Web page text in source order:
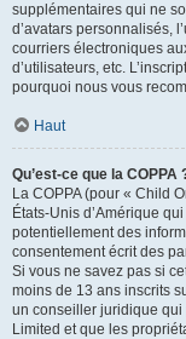
supplémentaires qui ne
d’avatars personnalisés,
courriers électroniques
d’utilisateurs, etc.
pourquoi nous vous
Haut
Qu’est-ce que la COPPA
La COPPA (pour « Child
États-Unis d’Amérique
potentiellement des
consentement écrit des
Si vous ne savez pas si
moins de 13 ans inscrits
un conseiller juridique qui
Limited et que les